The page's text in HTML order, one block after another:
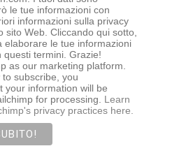
le tue informazioni con
informazioni sulla privacy
sito Web. Cliccando qui sotto,
elaborare le tue informazioni
questi termini. Grazie!
as our marketing platform.
subscribe, you
your information will be
for processing. Learn
privacy practices here.